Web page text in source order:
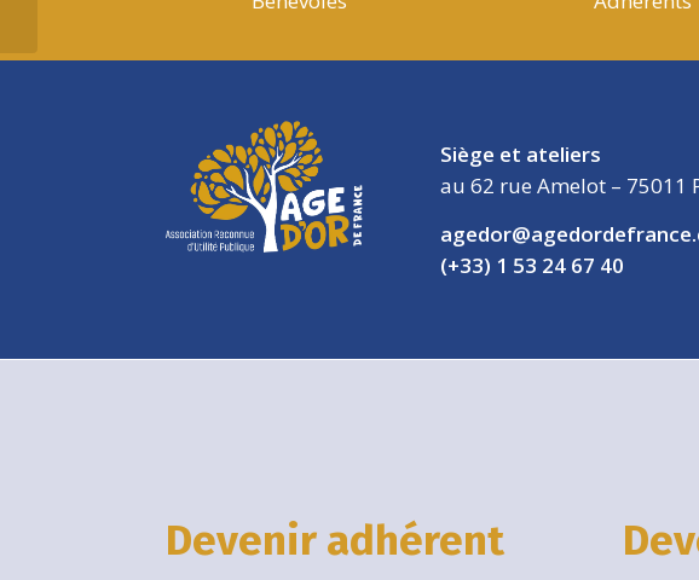
Siège et ateliers
au 62 rue Amelot – 75011
(+33) 1 53 24 67 40
Devenir adhérent